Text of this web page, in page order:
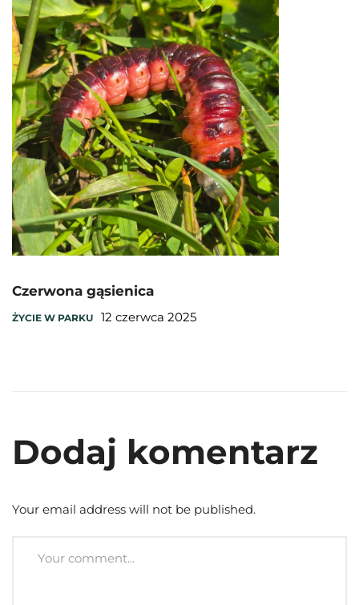
Czerwona gąsienica
ŻYCIE W PARKU 12 czerwca 2025
Dodaj komentarz
Your email address will not be published.